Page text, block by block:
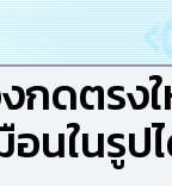
กดตรงใ
อนในรูป